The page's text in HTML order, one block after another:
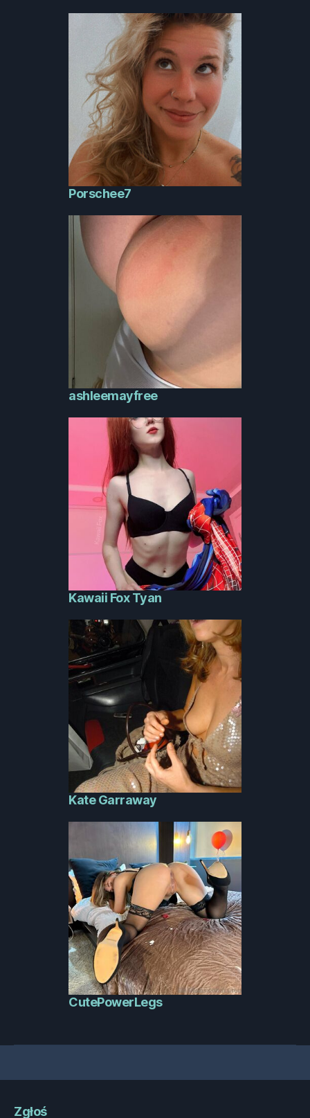
Porschee7
ashleemayfree
Kawaii Fox Tyan
Kate Garraway
CutePowerLegs
Zgłoś